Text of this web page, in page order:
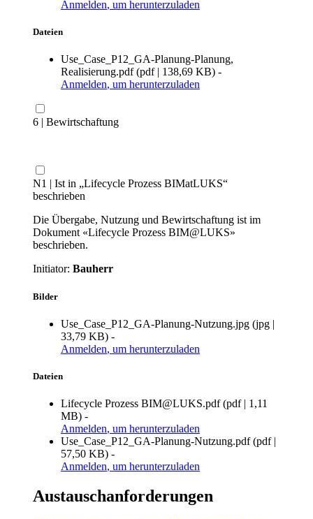
Anmelden, um herunterzuladen
Dateien
Use_Case_P12_GA-Planung-Planung,
Realisierung.pdf (pdf| 138,69 KB) -
Anmelden, um herunterzuladen
6 | Bewirtschaftung
N1 | Ist in „Lifecycle Prozess BIMatLUKS“
beschrieben
Die Übergabe, Nutzung und Bewirtschaftung ist im
Dokument «Lifecycle Prozess BIM@LUKS»
beschrieben.
Initiator: Bauherr
Bilder
Use_Case_P12_GA-Planung-Nutzung.jpg (jpg |
33,79 KB) -
Anmelden, um herunterzuladen
Dateien
Lifecycle Prozess BIM@LUKS.pdf (pdf| 1,11
MB) -
Anmelden, um herunterzuladen
Use_Case_P12_GA-Planung-Nutzung.pdf (pdf|
57,50 KB) -
Anmelden, um herunterzuladen
Austauschanforderungen